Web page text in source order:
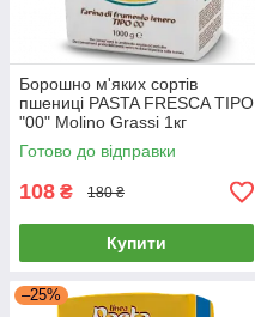
Борошно м'яких сортів
пшениці PASTA FRESCA TIPO
"00" Molino Grassi 1кг
Готово до відправки
108 ₴ 180 ₴
Купити
–25%